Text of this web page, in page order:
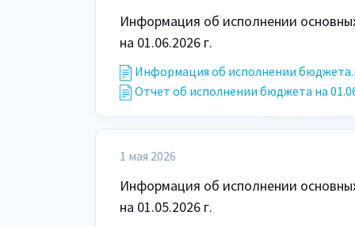
Информация об исполнении
на 01.06.2026 г.
Информация об исполнении
Отчет об исполнении бюджета на
1 мая 2026
Информация об исполнении
на 01.05.2026 г.